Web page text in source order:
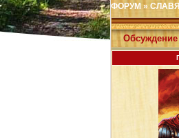
ФОРУМ »